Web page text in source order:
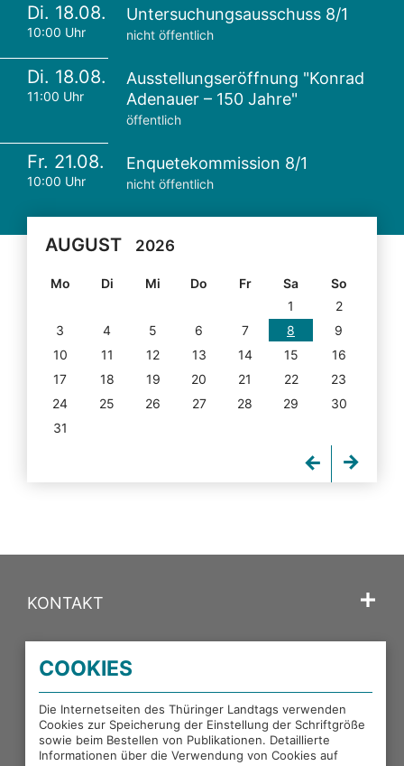
Di. 18.08.
10:00 Uhr
Untersuchungsausschuss 8/1
nicht öffentlich
Di. 18.08.
11:00 Uhr
Ausstellungseröffnung "Konrad
Adenauer – 150 Jahre"
öffentlich
Fr. 21.08.
10:00 Uhr
Enquetekommission 8/1
nicht öffentlich
AUGUST 2026
Mo Di Mi Do Fr Sa
So
1
2
3
4 5 6 7 8
9
10
11 12 13 14 15
16
17
18 19 20 21 22
23
24
25 26 27 28 29
30
31
KONTAKT
PORTALE DES THÜRINGER LANDTAGS
EXTERNE LINKS
COOKIES
Die Internetseiten des Thüringer Landtags verwenden
Cookies zur Speicherung der Einstellung der Schriftgröße
sowie beim Bestellen von Publikationen. Detaillierte
Informationen über die Verwendung von Cookies auf